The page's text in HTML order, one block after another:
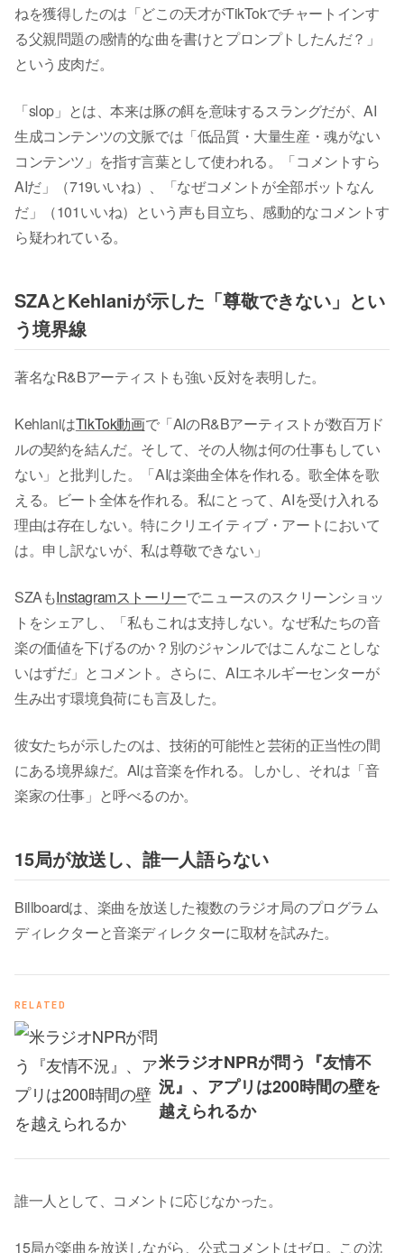
ねを獲得したのは「どこの天才がTikTokでチャートインす
る父親問題の感情的な曲を書けとプロンプトしたんだ？」
という皮肉だ。
「slop」とは、本来は豚の餌を意味するスラングだが、AI
生成コンテンツの文脈では「低品質・大量生産・魂がない
コンテンツ」を指す言葉として使われる。「コメントすら
AIだ」（719いいね）、「なぜコメントが全部ボットなん
だ」（101いいね）という声も目立ち、感動的なコメントす
ら疑われている。
SZAとKehlaniが示した「尊敬できない」とい
う境界線
著名なR&Bアーティストも強い反対を表明した。
KehlaniはTikTok動画で「AIのR&Bアーティストが数百万ド
ルの契約を結んだ。そして、その人物は何の仕事もしてい
ない」と批判した。「AIは楽曲全体を作れる。歌全体を歌
える。ビート全体を作れる。私にとって、AIを受け入れる
理由は存在しない。特にクリエイティブ・アートにおいて
は。申し訳ないが、私は尊敬できない」
SZAもInstagramストーリーでニュースのスクリーンショッ
トをシェアし、「私もこれは支持しない。なぜ私たちの音
楽の価値を下げるのか？別のジャンルではこんなことしな
いはずだ」とコメント。さらに、AIエネルギーセンターが
生み出す環境負荷にも言及した。
彼女たちが示したのは、技術的可能性と芸術的正当性の間
にある境界線だ。AIは音楽を作れる。しかし、それは「音
楽家の仕事」と呼べるのか。
15局が放送し、誰一人語らない
Billboardは、楽曲を放送した複数のラジオ局のプログラム
ディレクターと音楽ディレクターに取材を試みた。
RELATED
米ラジオNPRが問う『友情不
況』、アプリは200時間の壁を
越えられるか
誰一人として、コメントに応じなかった。
15局が楽曲を放送しながら、公式コメントはゼロ。この沈